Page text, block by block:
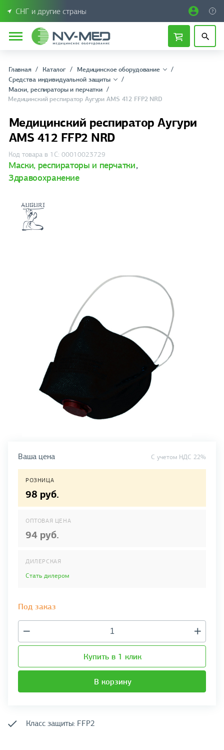
СНГ и другие страны
Главная Каталог
Медицинское оборудование
Средства индивидуальной защиты
Маски, рeспираторы и перчатки
Медицинский респиратор Аугури AMS 412 FFP2 NRD
Медицинский респиратор Аугури
AMS 412 FFP2 NRD
Код товара в 1С: 00010023729
Маски, рeспираторы и перчатки,
Здравоохранение
Ваша цена C учетом НДС 22%
РОЗНИЦА
98 руб.
ОПТОВАЯ ЦЕНА
94 руб.
ДИЛЕРСКАЯ
Стать дилером
Под заказ
Купить в 1 клик
В корзину
Класс защиты: FFP2